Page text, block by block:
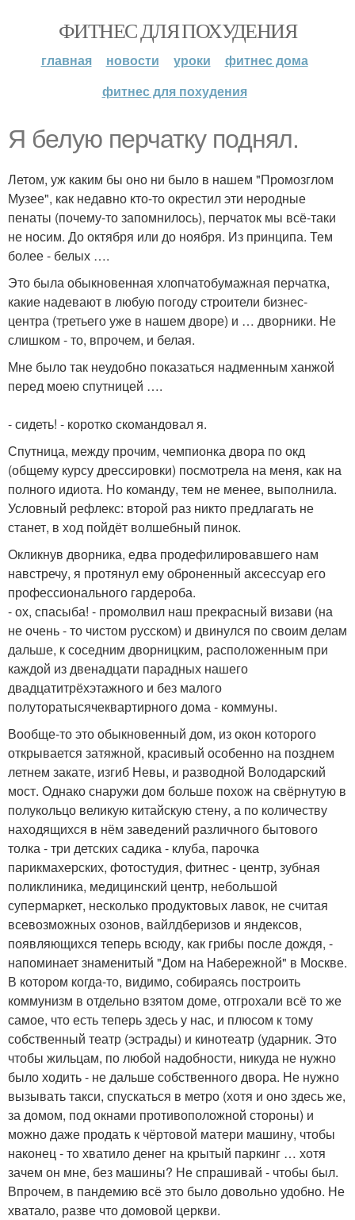
ФИТНЕС ДЛЯ ПОХУДЕНИЯ
главная новости уроки
фитнес дома
фитнес для похудения
Я белую перчатку поднял.
Летом, уж каким бы оно ни было в нашем "Промозглом
Музее", как недавно кто-то окрестил эти неродные
пенаты (почему-то запомнилось), перчаток мы всё-таки
не носим. До октября или до ноября. Из принципа. Тем
более - белых ….
Это была обыкновенная хлопчатобумажная перчатка,
какие надевают в любую погоду строители бизнес-
центра (третьего уже в нашем дворе) и … дворники. Не
слишком - то, впрочем, и белая.
Мне было так неудобно показаться надменным ханжой
перед моею спутницей ….
- сидеть! - коротко скомандовал я.
Спутница, между прочим, чемпионка двора по окд
(общему курсу дрессировки) посмотрела на меня, как на
полного идиота. Но команду, тем не менее, выполнила.
Условный рефлекс: второй раз никто предлагать не
станет, в ход пойдёт волшебный пинок.
Окликнув дворника, едва продефилировавшего нам
навстречу, я протянул ему оброненный аксессуар его
профессионального гардероба.
- ох, спасыба! - промолвил наш прекрасный визави (на
не очень - то чистом русском) и двинулся по своим делам
дальше, к соседним дворницким, расположенным при
каждой из двенадцати парадных нашего
двадцатитрёхэтажного и без малого
полуторатысячеквартирного дома - коммуны.
Вообще-то это обыкновенный дом, из окон которого
открывается затяжной, красивый особенно на позднем
летнем закате, изгиб Невы, и разводной Володарский
мост. Однако снаружи дом больше похож на свёрнутую в
полукольцо великую китайскую стену, а по количеству
находящихся в нём заведений различного бытового
толка - три детских садика - клуба, парочка
парикмахерских, фотостудия, фитнес - центр, зубная
поликлиника, медицинский центр, небольшой
супермаркет, несколько продуктовых лавок, не считая
всевозможных озонов, вайлдберизов и яндексов,
появляющихся теперь всюду, как грибы после дождя, -
напоминает знаменитый "Дом на Набережной" в Москве.
В котором когда-то, видимо, собираясь построить
коммунизм в отдельно взятом доме, отгрохали всё то же
самое, что есть теперь здесь у нас, и плюсом к тому
собственный театр (эстрады) и кинотеатр (ударник. Это
чтобы жильцам, по любой надобности, никуда не нужно
было ходить - не дальше собственного двора. Не нужно
вызывать такси, спускаться в метро (хотя и оно здесь же,
за домом, под окнами противоположной стороны) и
можно даже продать к чёртовой матери машину, чтобы
наконец - то хватило денег на крытый паркинг … хотя
зачем он мне, без машины? Не спрашивай - чтобы был.
Впрочем, в пандемию всё это было довольно удобно. Не
хватало, разве что домовой церкви.